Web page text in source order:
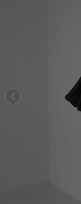
ACYM
アシーム
アディダス バイ ステラマ